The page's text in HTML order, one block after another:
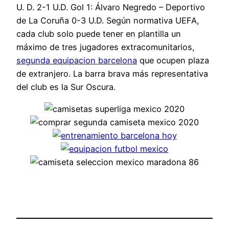
U. D. 2-1 U.D. Gol 1: Álvaro Negredo – Deportivo
de La Coruña 0-3 U.D. Según normativa UEFA,
cada club solo puede tener en plantilla un
máximo de tres jugadores extracomunitarios,
segunda equipacion barcelona que ocupen plaza
de extranjero. La barra brava más representativa
del club es la Sur Oscura.